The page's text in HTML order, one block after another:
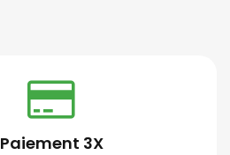
Paiement 3X